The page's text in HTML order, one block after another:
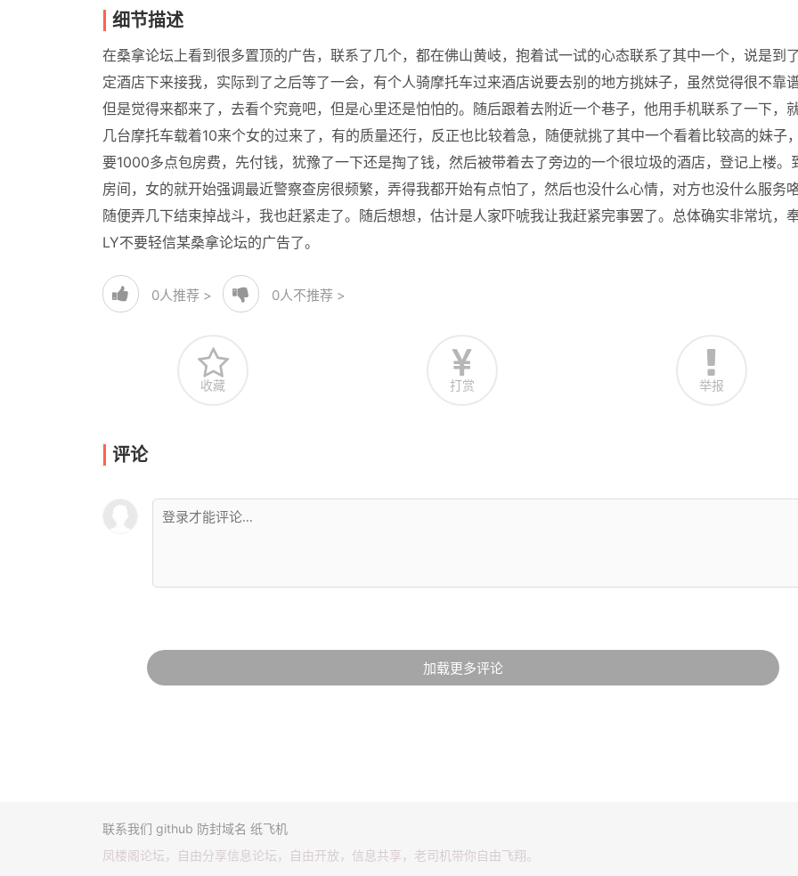
细节描述
在桑拿论坛上看到很多置顶的广告，联系了几个，都在佛山黄岐，抱着试一试的心态联系了其中一个，说是到
定酒店下来接我，实际到了之后等了一会，有个人骑摩托车过来酒店说要去别的地方挑妹子，虽然觉得很不靠谱
但是觉得来都来了，去看个究竟吧，但是心里还是怕怕的。随后跟着去附近一个巷子，他用手机联系了一下，
几台摩托车载着10来个女的过来了，有的质量还行，反正也比较着急，随便就挑了其中一个看着比较高的妹子
要1000多点包房费，先付钱，犹豫了一下还是掏了钱，然后被带着去了旁边的一个很垃圾的酒店，登记上楼。
房间，女的就开始强调最近警察查房很频繁，弄得我都开始有点怕了，然后也没什么心情，对方也没什么服务咯
随便弄几下结束掉战斗，我也赶紧走了。随后想想，估计是人家吓唬我让我赶紧完事罢了。总体确实非常坑，
LY不要轻信某桑拿论坛的广告了。
0人推荐 > 0人不推荐 >
收藏 打赏 举报
评论
加载更多评论
联系我们 github 防封域名 纸飞机
凤楼阁论坛，自由分享信息论坛，自由开放，信息共享，老司机带你自由飞翔。